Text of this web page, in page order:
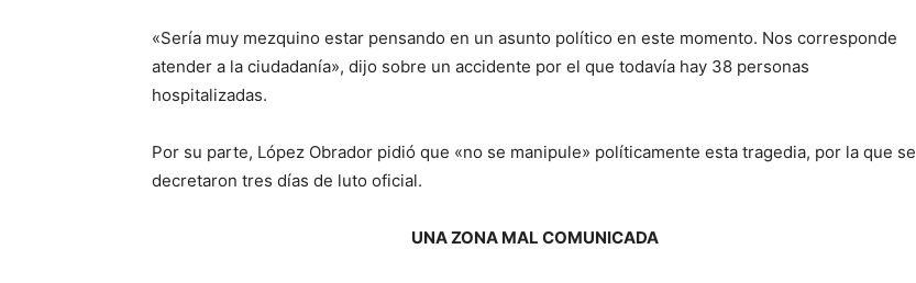
«Sería muy mezquino estar pensando en un asunto político en este momento. Nos corresponde
atender a la ciudadanía», dijo sobre un accidente por el que todavía hay 38 personas
hospitalizadas.
Por su parte, López Obrador pidió que «no se manipule» políticamente esta tragedia, por la que se
decretaron tres días de luto oficial.
UNA ZONA MAL COMUNICADA